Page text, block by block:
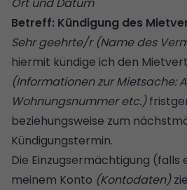
Betreff: Kündigung des
Sehr geehrte/r (Name des
hiermit kündige ich den
(Informationen zur Mietsache:
Wohnungsnummer etc.)
beziehungsweise zum
Kündigungstermin.
Die Einzugsermächtigung
meinem Konto (Kontodaten)